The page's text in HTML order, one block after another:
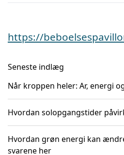
https://
Seneste indlæg
Når kroppen heler: Ar, energi
Hvordan solopgangstider
Hvordan grøn energi kan
svarene her